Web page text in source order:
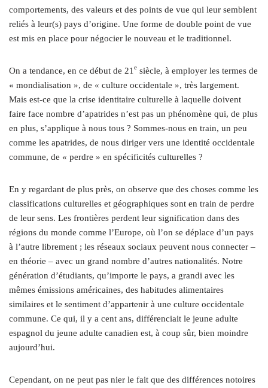
comportements, des valeurs et des points de vue qui leur semblent
reliés à leur(s) pays d’origine. Une forme de double point de vue
est mis en place pour négocier le nouveau et le traditionnel.
On a tendance, en ce début de 21 e siècle, à employer les termes de
« mondialisation », de « culture occidentale », très largement.
Mais est-ce que la crise identitaire culturelle à laquelle doivent
faire face nombre d’apatrides n’est pas un phénomène qui, de plus
en plus, s’applique à nous tous ? Sommes-nous en train, un peu
comme les apatrides, de nous diriger vers une identité occidentale
commune, de « perdre » en spécificités culturelles ?
En y regardant de plus près, on observe que des choses comme les
classifications culturelles et géographiques sont en train de perdre
de leur sens. Les frontières perdent leur signification dans des
régions du monde comme l’Europe, où l’on se déplace d’un pays
à l’autre librement ; les réseaux sociaux peuvent nous connecter –
en théorie – avec un grand nombre d’autres nationalités. Notre
génération d’étudiants, qu’importe le pays, a grandi avec les
mêmes émissions américaines, des habitudes alimentaires
similaires et le sentiment d’appartenir à une culture occidentale
commune. Ce qui, il y a cent ans, différenciait le jeune adulte
espagnol du jeune adulte canadien est, à coup sûr, bien moindre
aujourd’hui.
Cependant, on ne peut pas nier le fait que des différences notoires